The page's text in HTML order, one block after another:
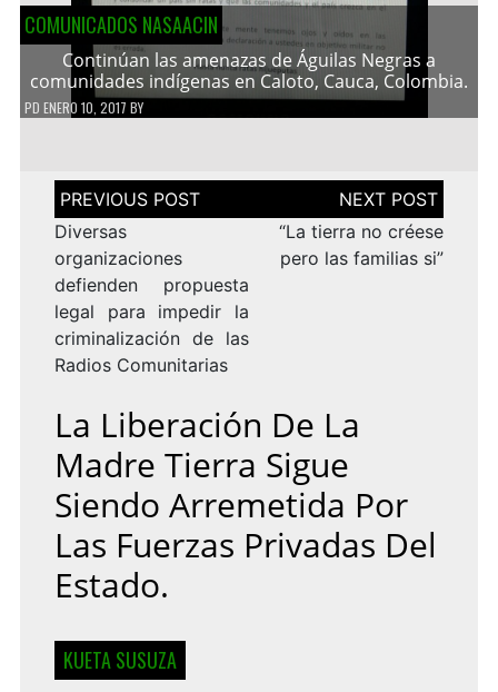
COMUNICADOS NASAACIN
Continúan las amenazas de Águilas Negras a
comunidades indígenas en Caloto, Cauca, Colombia.
PD ENERO 10, 2017 BY
Navegación
de
entradas
Diversas
organizaciones
defienden propuesta
legal para impedir la
criminalización de las
Radios Comunitarias
“La tierra no créese
pero las familias si”
La Liberación De La
Madre Tierra Sigue
Siendo Arremetida Por
Las Fuerzas Privadas Del
Estado.
KUETA SUSUZA